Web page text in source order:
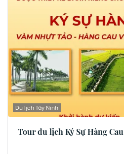
Du lịch Tây Ninh
Tour du lịch Ký Sự Hàng Cau